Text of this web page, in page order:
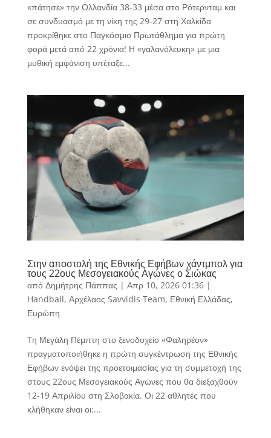
«πάτησε» την Ολλανδία 38-33 μέσα στο Ρότερνταμ και
σε συνδυασμό με τη νίκη της 29-27 στη Χαλκίδα
προκρίθηκε στο Παγκόσμιο Πρωτάθλημα για πρώτη
φορά μετά από 22 χρόνια! Η «γαλανόλευκη» με μια
μυθική εμφάνιση υπέταξε...
Στην αποστολή της Εθνικής Εφήβων χάντμπολ για
τους 22ους Μεσογειακούς Αγώνες ο Σιώκας
από Δημήτρης Πάππας | Απρ 10, 2026 01:36|
Handball, Αρχέλαος Savvidis Team, Εθνική Ελλάδας,
Ευρώπη
Τη Μεγάλη Πέμπτη στο ξενοδοχείο «Φαληρέον»
πραγματοποιήθηκε η πρώτη συγκέντρωση της Εθνικής
Εφήβων ενόψει της προετοιμασίας για τη συμμετοχή της
στους 22ους Μεσογειακούς Αγώνες που θα διεξαχθούν
12-19 Απριλίου στη Σλοβακία. Οι 22 αθλητές που
κλήθηκαν είναι οι:...